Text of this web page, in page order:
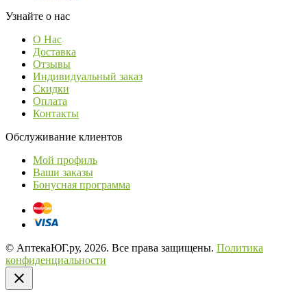
Узнайте о нас
О Нас
Доставка
Отзывы
Индивидуальный заказ
Скидки
Оплата
Контакты
Обслуживание клиентов
Мой профиль
Ваши заказы
Бонусная программа
© АптекаЮГ.ру, 2026. Все права защищены. Политика
конфиденциальности